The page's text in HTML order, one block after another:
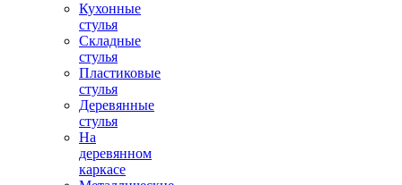
Кухонные
стулья
Складные
стулья
Пластиковые
стулья
Деревянные
стулья
На
деревянном
каркасе